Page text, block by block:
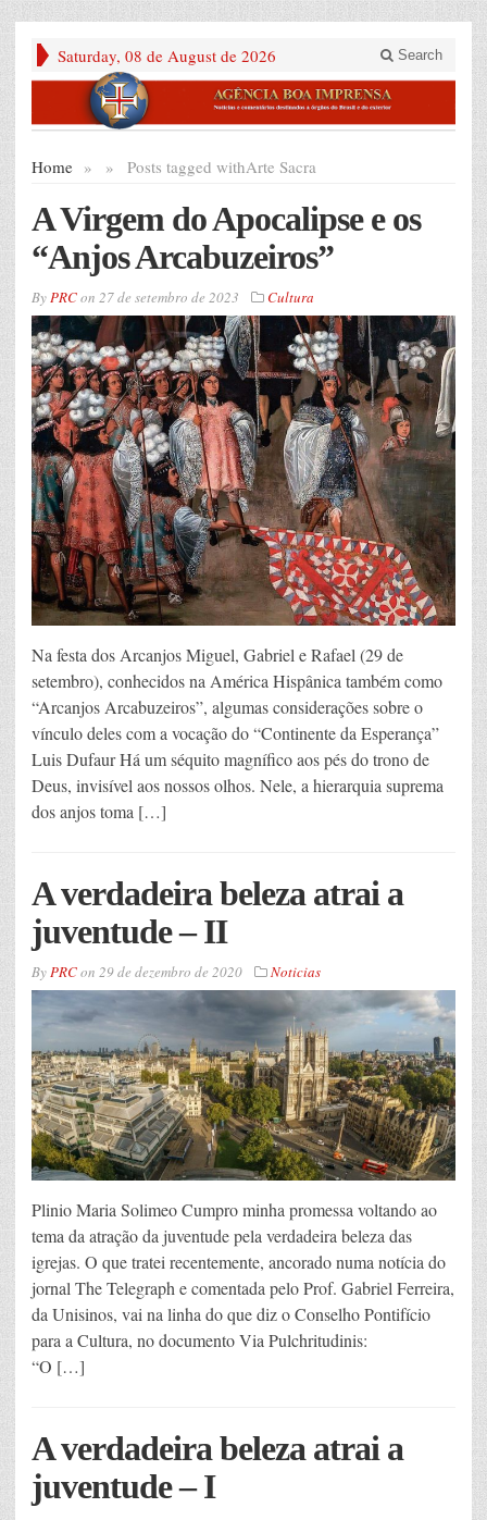
Saturday, 08 de August de 2026 Search
Home » Posts tagged with
» Arte Sacra
A Virgem do Apocalipse e os
“Anjos Arcabuzeiros”
ByPRCon 27 de setembro de 2023 Cultura
Na festa dos Arcanjos Miguel, Gabriel e Rafael (29 de
setembro), conhecidos na América Hispânica também como
“Arcanjos Arcabuzeiros”, algumas considerações sobre o
vínculo deles com a vocação do “Continente da Esperança”
Luis Dufaur Há um séquito magnífico aos pés do trono de
Deus, invisível aos nossos olhos. Nele, a hierarquia suprema
dos anjos toma […]
A verdadeira beleza atrai a
juventude – II
ByPRCon 29 de dezembro de 2020 Noticias
Plinio Maria Solimeo Cumpro minha promessa voltando ao
tema da atração da juventude pela verdadeira beleza das
igrejas. O que tratei recentemente, ancorado numa notícia do
jornal The Telegraph e comentada pelo Prof. Gabriel Ferreira,
da Unisinos, vai na linha do que diz o Conselho Pontifício
para a Cultura, no documento Via Pulchritudinis:
“O […]
A verdadeira beleza atrai a
juventude – I